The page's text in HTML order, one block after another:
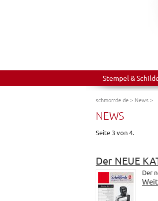
Stempel &
schmorrde.de> News>
NEWS
Seite 3 von 4.
Der NEUE
Der